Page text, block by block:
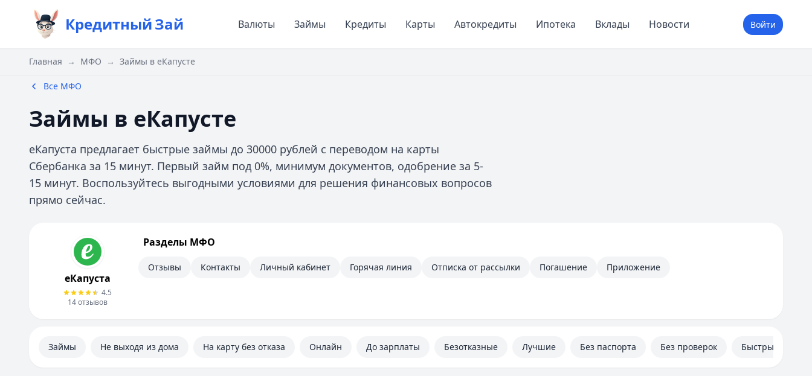
КредитныйЗай Валюты Займы Кредиты Карты Автокредиты Ипотека Вклады Новости Войти
Главная → МФО → Займы в еКапусте
Все МФО
Займы в еКапусте
еКапуста предлагает быстрые займы до 30000 рублей с переводом на карты
Сбербанка за 15 минут. Первый займ под 0%, минимум документов, одобрение за 5-
15 минут. Воспользуйтесь выгодными условиями для решения финансовых вопросов
прямо сейчас.
Информация
еКапуста
4.5
14 отзывов
Разделы МФО
Отзывы Контакты Личный кабинет Горячая линия Отписка от рассылки Погашение Приложение
Займы Не выходя из дома На карту без отказа Онлайн До зарплаты Безотказные Лучшие Без паспорта Без проверок Быстрые